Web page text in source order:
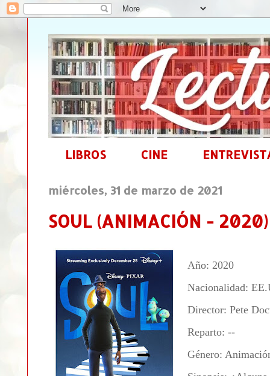
LIBROS CINE
miércoles, 31 de marzo de 2021
SOUL (ANIMACIÓN - 2020)
Año: 2020
Nacionalidad:
Director: Pete
Reparto: --
Género: